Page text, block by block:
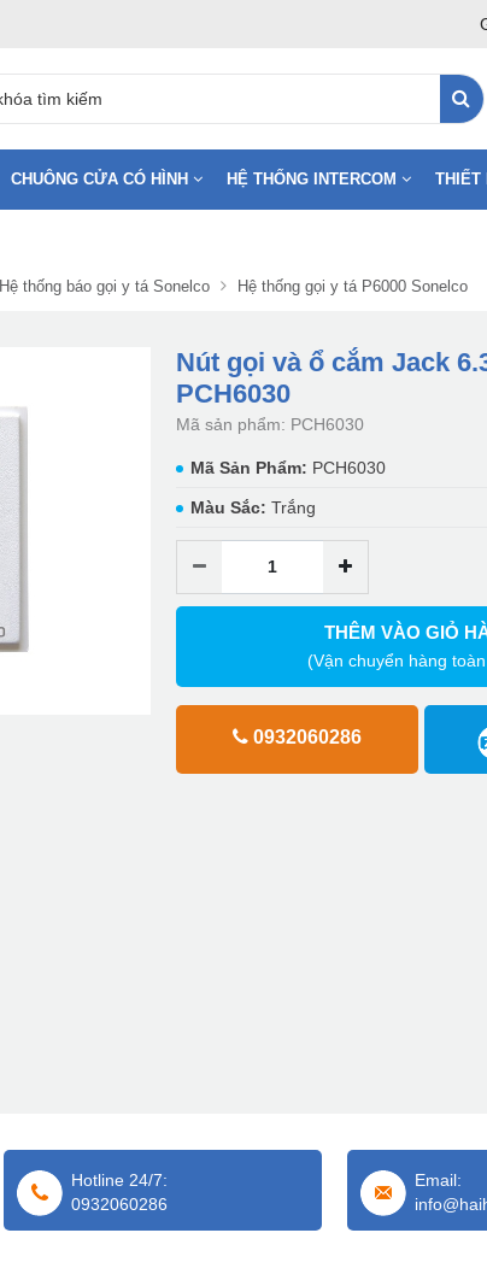
CHUÔNG CỬA CÓ HÌNH HỆ THỐNG INTERCOM THIẾT
Hệ thống báo gọi y tá Sonelco Hệ thống gọi y tá P6000 Sonelco
Nút gọi và ổ cắm Jack
PCH6030
Mã sản phẩm: PCH6030
Mã Sản Phẩm: PCH6030
Màu Sắc: Trắng
THÊM VÀO GIỎ
(Vận chuyển hàng
0932060286
Hotline 24/7:
0932060286
Email: